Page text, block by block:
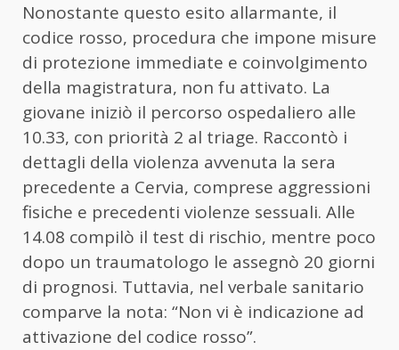
Nonostante questo esito allarmante, il
codice rosso, procedura che impone misure
di protezione immediate e coinvolgimento
della magistratura, non fu attivato. La
giovane iniziò il percorso ospedaliero alle
10.33, con priorità 2 al triage. Raccontò i
dettagli della violenza avvenuta la sera
precedente a Cervia, comprese aggressioni
fisiche e precedenti violenze sessuali. Alle
14.08 compilò il test di rischio, mentre poco
dopo un traumatologo le assegnò 20 giorni
di prognosi. Tuttavia, nel verbale sanitario
comparve la nota: “Non vi è indicazione ad
attivazione del codice rosso”.